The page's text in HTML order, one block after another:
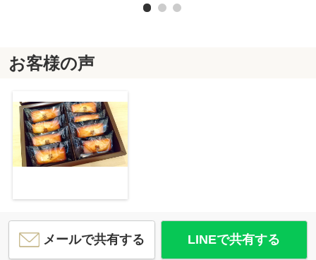
お客様の声
メールで共有する LINEで共有する